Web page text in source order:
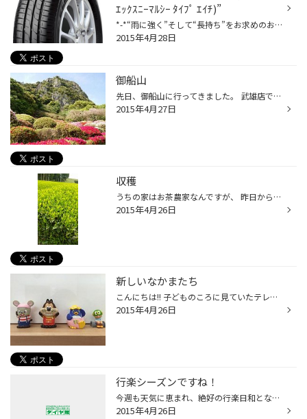
ｴｯｸｽﾆｰﾏﾙｼｰ ﾀｲﾌﾟ ｴｲﾁ)”
*-*“雨に強く”そして“長持ち”をお求めのお客様へ*-* ハイト系軽自動車専用 【ECOPIA EX20C TYPE H(ｴｺﾋﾟｱ ｲｰｴｯｸｽ ﾆｰﾏﾙｼｰ ﾀｲﾌﾟｴｲﾁ)】登場!! 1.高い低燃費性能を維持しつつ高いウェット性能を発揮 ・高い低燃費性能を維持しつつ、ウェット向上ポリマーとブリヂストン独自技術「ULTIMAT EYE(ｱﾙﾃｨﾒｯﾄ ｱｲ)...
2015年4月28日
御船山
先日、御船山に行ってきました。 武雄店で数年間働いていながら、一度も行ったこと無かったんですよ。最近は近場のスポット探険にはまってます。 素晴らしい景色でした。
2015年4月27日
収穫
うちの家はお茶農家なんですが、 昨日から新茶の収穫が本格スタートしました！！ 今年も冬から春にかけて気候が不安定だったので ちゃんとお茶が育つか不安だったみたいですが、 なんとか順調に育ったみたいです！！ 今日もお茶摘みしてるみたいなんで たくさん採れてたらいいなぁ☆ （写真はそのま...
2015年4月26日
新しいなかまたち
こんにちは!! 子どものころに見ていたテレビ番組や読んでいた漫画で 世代のギャップを感じることが多々あります… 今回の懐かしグッズは 武雄店スタッフみんな一緒の世代で安心しました 笑 DVDとかでてないんですかねぇ… また見たいなぁ☆
2015年4月26日
行楽シーズンですね！
今週も天気に恵まれ、絶好の行楽日和となっておりますね！ 皆さんどちらかにお出かけの予定はありますか！？ ゴールデンウィークも控えておりますし、各地で色々な行事事も 開催されているみたいですね！ お出かけの最中にお車のトラブルでブルーな気持ちにならない為にも 愛車の点検お勧めですよ！...
2015年4月26日